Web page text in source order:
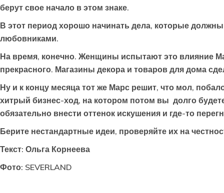
берут свое начало в этом знаке.
В этот период хорошо начинать дела, которые
любовниками.
На время, конечно. Женщины испытают это влияние
прекрасного. Магазины декора и товаров для дома
Ну и к концу месяца тот же Марс решит, что мол,
хитрый бизнес-ход, на котором потом вы долго
обязательно внести оттенок искушения и где-то
Берите нестандартные идеи, проверяйте их на
Текст: Ольга Корнеева
Фото: SEVERLAND